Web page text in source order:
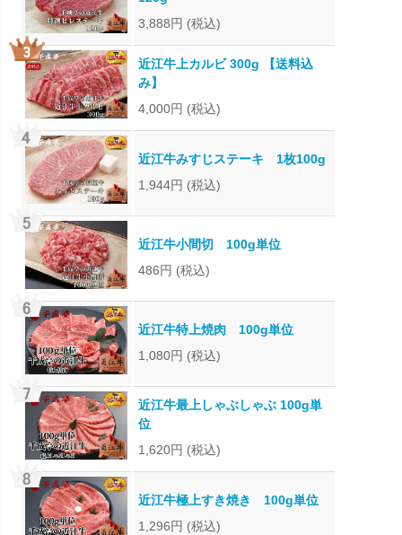
3,888円 (税込)
近江牛上カルビ 300g 【送料込
み】
4,000円 (税込)
近江牛みすじステーキ 1枚100g
1,944円 (税込)
近江牛小間切 100g単位
486円 (税込)
近江牛特上焼肉 100g単位
1,080円 (税込)
近江牛最上しゃぶしゃぶ 100g単
位
1,620円 (税込)
近江牛極上すき焼き 100g単位
1,296円 (税込)